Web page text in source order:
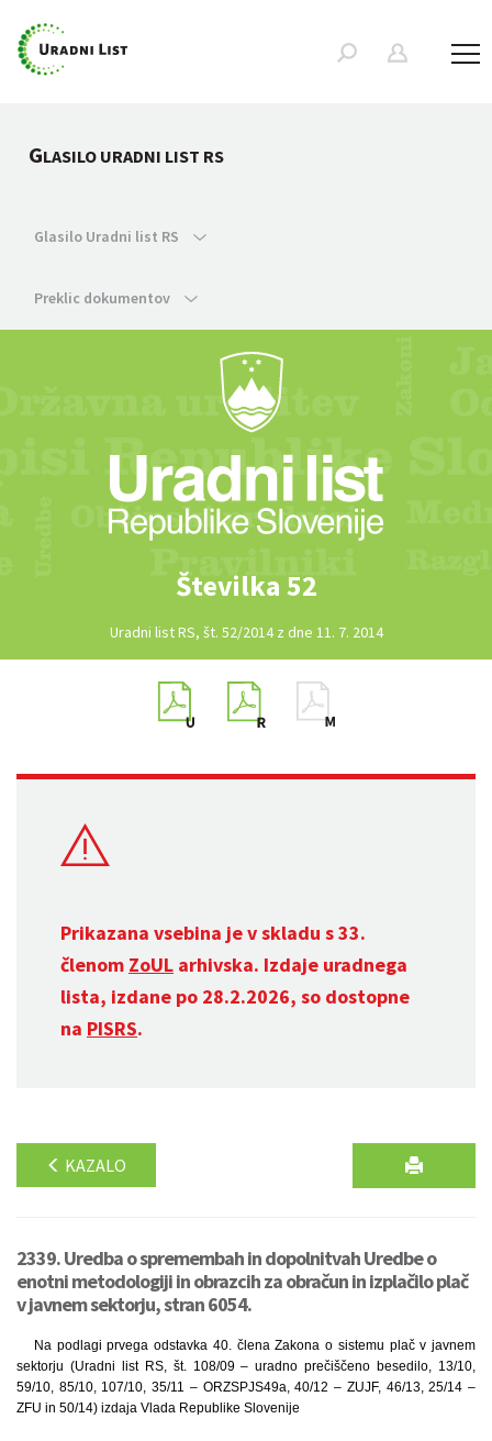
GLASILO URADNI LIST RS
Glasilo Uradni list RS
Preklic dokumentov
Številka 52
Uradni list RS, št. 52/2014 z dne 11. 7. 2014
Prikazana vsebina je v skladu s 33.
členom ZoUL arhivska. Izdaje uradnega
lista, izdane po 28.2.2026, so dostopne
na PISRS.
KAZALO
2339. Uredba o spremembah in dopolnitvah Uredbe o
enotni metodologiji in obrazcih za obračun in izplačilo plač
v javnem sektorju, stran 6054.
Na podlagi prvega odstavka 40. člena Zakona o sistemu plač v javnem
sektorju (Uradni list RS, št. 108/09 – uradno prečiščeno besedilo, 13/10,
59/10, 85/10, 107/10, 35/11 – ORZSPJS49a, 40/12 – ZUJF, 46/13, 25/14 –
ZFU in 50/14) izdaja Vlada Republike Slovenije